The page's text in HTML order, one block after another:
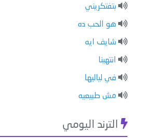
⁠بتفتكريني
هو الحب ده
⁠شايف ايه
⁠انتهينا
⁠في لياليها
⁠⁠مش طبيعيه
الترند اليومي